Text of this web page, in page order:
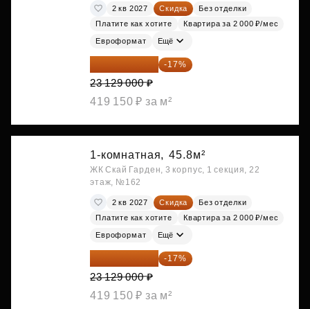
2 кв 2027 Скидка
Без отделки
Платите как хотите
Квартира за 2 000 ₽/мес
Евроформат Ещё
19 197 070 ₽ -17%
23 129 000 ₽
419 150 ₽ за м²
1-комнатная, 45.8м²
ЖК Скай Гарден, 3 корпус, 1 секция, 22
этаж, №162
2 кв 2027 Скидка
Без отделки
Платите как хотите
Квартира за 2 000 ₽/мес
Евроформат Ещё
19 197 070 ₽ -17%
23 129 000 ₽
419 150 ₽ за м²